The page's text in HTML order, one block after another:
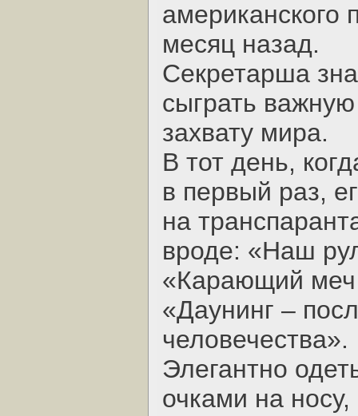
месяц назад.
Секретарша
сыграть
захвату мира.
В тот день,
в первый раз,
на
вроде: «Наш
«Карающий
«Даунинг –
человечества».
Элегантно
очками на